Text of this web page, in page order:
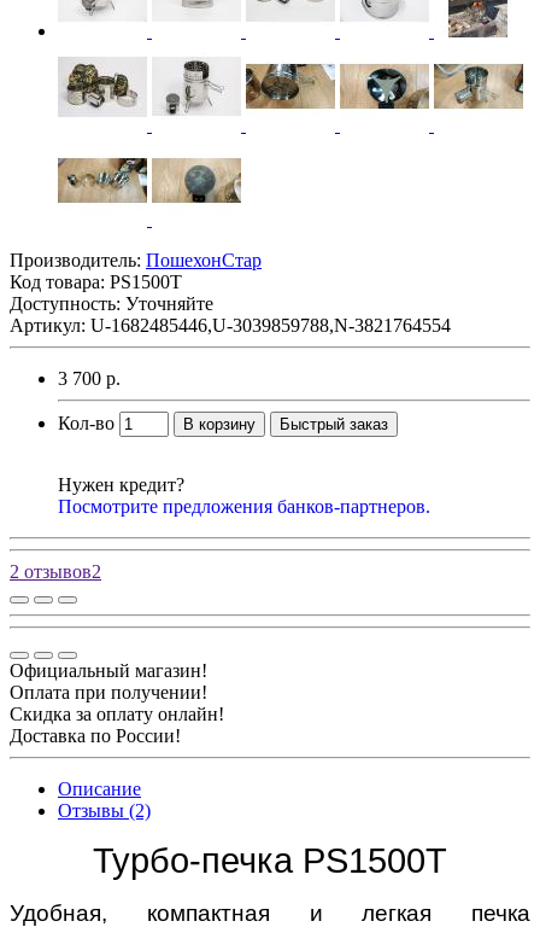
Производитель: ПошехонСтар
Код товара: PS1500Т
Доступность: Уточняйте
Артикул: U-1682485446,U-3039859788,N-3821764554
3 700 р.
Кол-во В корзину Быстрый заказ
Нужен кредит?
Посмотрите предложения банков-партнеров.
2 отзывов2
Официальный магазин!
Оплата при получении!
Скидка за оплату онлайн!
Доставка по России!
Описание
Отзывы (2)
Турбо-печка PS1500Т
Удобная, компактная и легкая печка